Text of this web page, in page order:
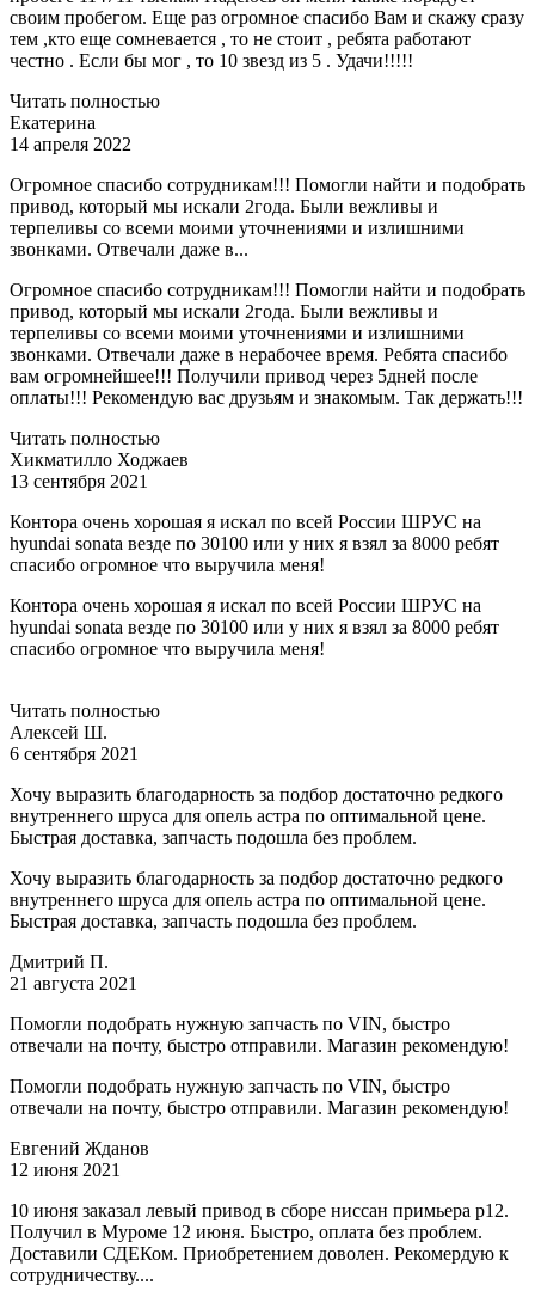
своим пробегом. Еще раз огромное спасибо Вам и скажу сразу
тем ,кто еще сомневается , то не стоит , ребята работают
честно . Если бы мог , то 10 звезд из 5 . Удачи!!!!!
Читать полностью
Екатерина
14 апреля 2022
Огромное спасибо сотрудникам!!! Помогли найти и подобрать
привод, который мы искали 2года. Были вежливы и
терпеливы со всеми моими уточнениями и излишними
звонками. Отвечали даже в...
Огромное спасибо сотрудникам!!! Помогли найти и подобрать
привод, который мы искали 2года. Были вежливы и
терпеливы со всеми моими уточнениями и излишними
звонками. Отвечали даже в нерабочее время. Ребята спасибо
вам огромнейшее!!! Получили привод через 5дней после
оплаты!!! Рекомендую вас друзьям и знакомым. Так держать!!!
Читать полностью
Хикматилло Ходжаев
13 сентября 2021
Контора очень хорошая я искал по всей России ШРУС на
hyundai sonata везде по 30100 или у них я взял за 8000 ребят
спасибо огромное что выручила меня!
Контора очень хорошая я искал по всей России ШРУС на
hyundai sonata везде по 30100 или у них я взял за 8000 ребят
спасибо огромное что выручила меня!
Читать полностью
Алексей Ш.
6 сентября 2021
Хочу выразить благодарность за подбор достаточно редкого
внутреннего шруса для опель астра по оптимальной цене.
Быстрая доставка, запчасть подошла без проблем.
Хочу выразить благодарность за подбор достаточно редкого
внутреннего шруса для опель астра по оптимальной цене.
Быстрая доставка, запчасть подошла без проблем.
Дмитрий П.
21 августа 2021
Помогли подобрать нужную запчасть по VIN, быстро
отвечали на почту, быстро отправили. Магазин рекомендую!
Помогли подобрать нужную запчасть по VIN, быстро
отвечали на почту, быстро отправили. Магазин рекомендую!
Евгений Жданов
12 июня 2021
10 июня заказал левый привод в сборе ниссан примьера р12.
Получил в Муроме 12 июня. Быстро, оплата без проблем.
Доставили СДЕКом. Приобретением доволен. Рекомердую к
сотрудничеству....